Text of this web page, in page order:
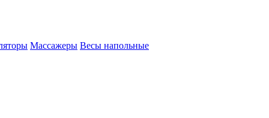
Массажеры Весы напольные